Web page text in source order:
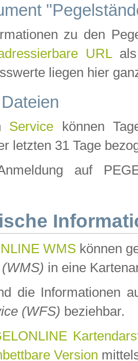
zu den
URLals
liegen hier
Service können
letzten 31 Tage
auf
WMS können
in eine
die Informationen
(WFS) beziehbar.
Version